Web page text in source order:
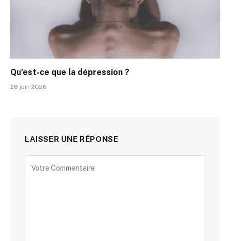
Qu’est-ce que la dépression ?
28 juin 2026
LAISSER UNE RÉPONSE